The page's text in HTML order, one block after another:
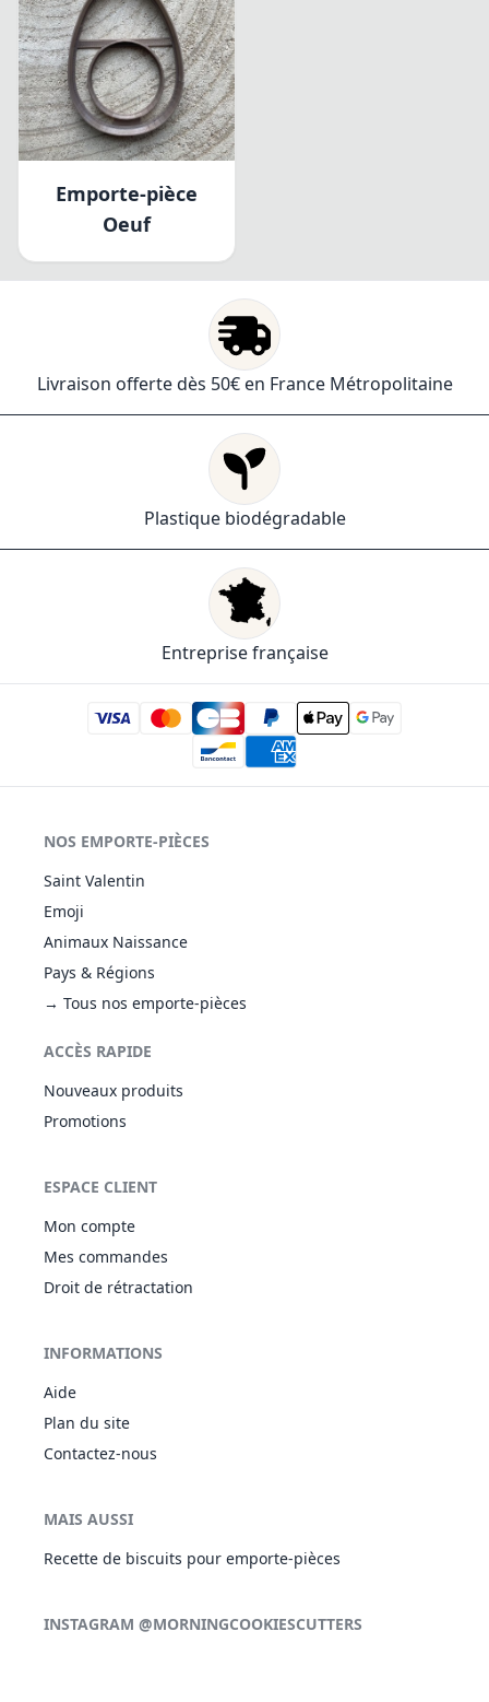
Emporte-pièce
Oeuf
Livraison offerte dès 50€ en France Métropolitaine
Plastique biodégradable
Entreprise française
NOS EMPORTE-PIÈCES
Saint Valentin
Emoji
Animaux Naissance
Pays & Régions
→ Tous nos emporte-pièces
ACCÈS RAPIDE
Nouveaux produits
Promotions
ESPACE CLIENT
Mon compte
Mes commandes
Droit de rétractation
INFORMATIONS
Aide
Plan du site
Contactez-nous
MAIS AUSSI
Recette de biscuits pour emporte-pièces
INSTAGRAM @MORNINGCOOKIESCUTTERS